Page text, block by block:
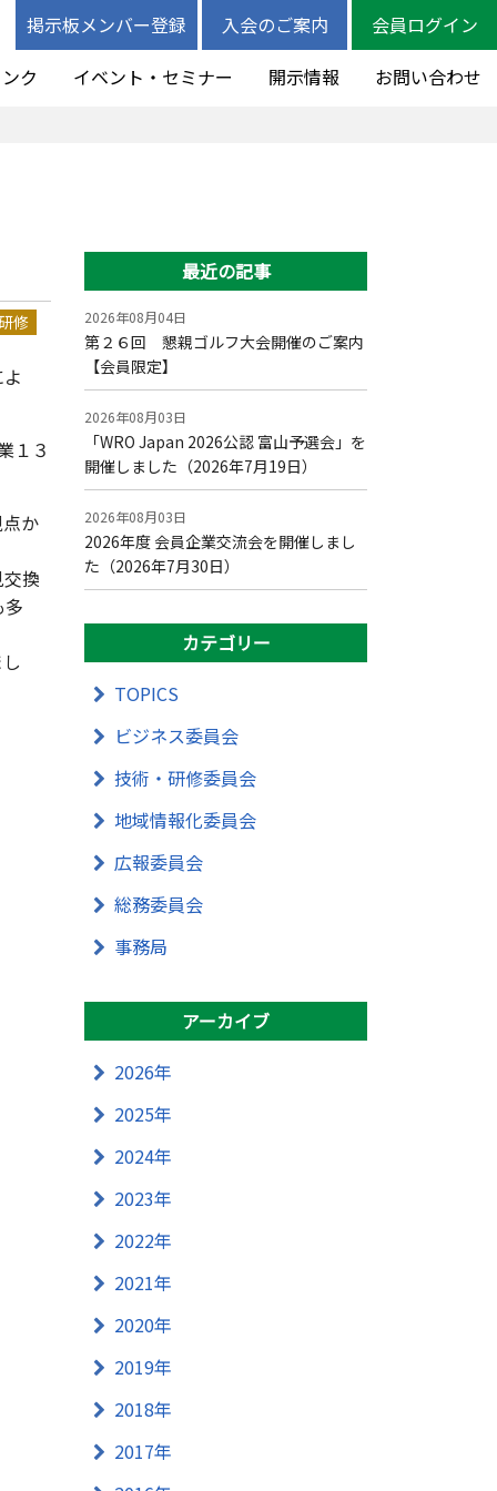
掲示板メンバー登録 入会のご案内
会員ログイン
ク イベント・セミナー 開示情報 お問い合わせ
修
１３
か
換
最近の記事
2026年08月04日
第２６回 懇親ゴルフ大会開催のご案内
【会員限定】
2026年08月03日
「WRO Japan 2026公認 富山予選会」を
開催しました（2026年7月19日）
2026年08月03日
2026年度 会員企業交流会を開催しまし
た（2026年7月30日）
カテゴリー
TOPICS
ビジネス委員会
技術・研修委員会
地域情報化委員会
広報委員会
総務委員会
事務局
アーカイブ
2026年
2025年
2024年
2023年
2022年
2021年
2020年
2019年
2018年
2017年